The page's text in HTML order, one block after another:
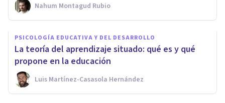
Nahum Montagud Rubio
PSICOLOGÍA EDUCATIVA Y DEL DESARROLLO
La teoría del aprendizaje situado: qué es y qué
propone en la educación
Luis Martínez-Casasola Hernández